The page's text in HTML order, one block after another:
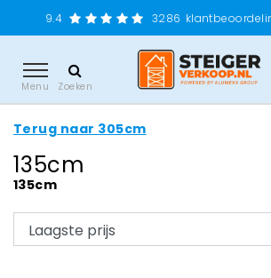
3286 klantbeoordelingen
Menu Zoeken
Terug naar 305cm
135cm
135cm